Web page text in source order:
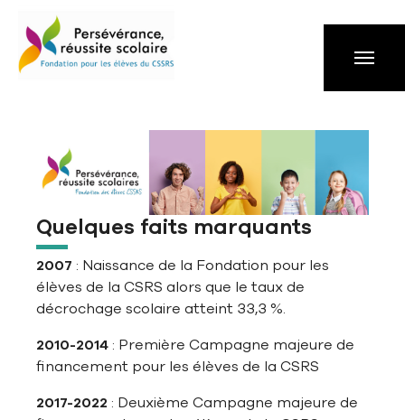
Quelques faits marquants
2007 : Naissance de la Fondation pour les
élèves de la CSRS alors que le taux de
décrochage scolaire atteint 33,3 %.
2010-2014 : Première Campagne majeure de
financement pour les élèves de la CSRS
2017-2022 : Deuxième Campagne majeure de